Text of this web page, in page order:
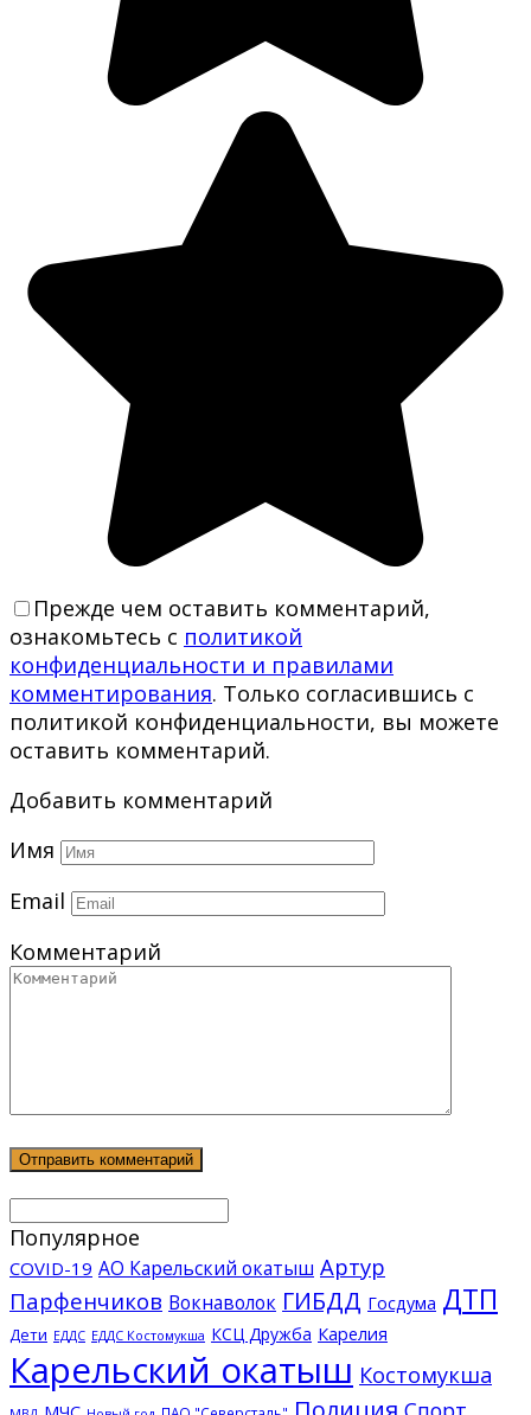
Прежде чем оставить комментарий,
ознакомьтесь с политикой
конфиденциальности и правилами
комментирования. Только согласившись с
политикой конфиденциальности, вы можете
оставить комментарий.
Добавить комментарий
Имя
Email
Комментарий
Популярное
COVID-19 АО Карельский окатыш Артур
Парфенчиков Вокнаволок ГИБДД Госдума ДТП
Дети ЕДДС ЕДДС Костомукша КСЦ Дружба Карелия
Карельский окатыш Костомукша